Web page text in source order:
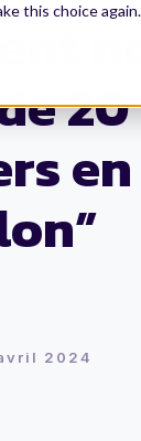
this choice again.
20
2024